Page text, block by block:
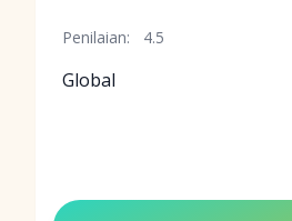
Penilaian: 4.5
Global